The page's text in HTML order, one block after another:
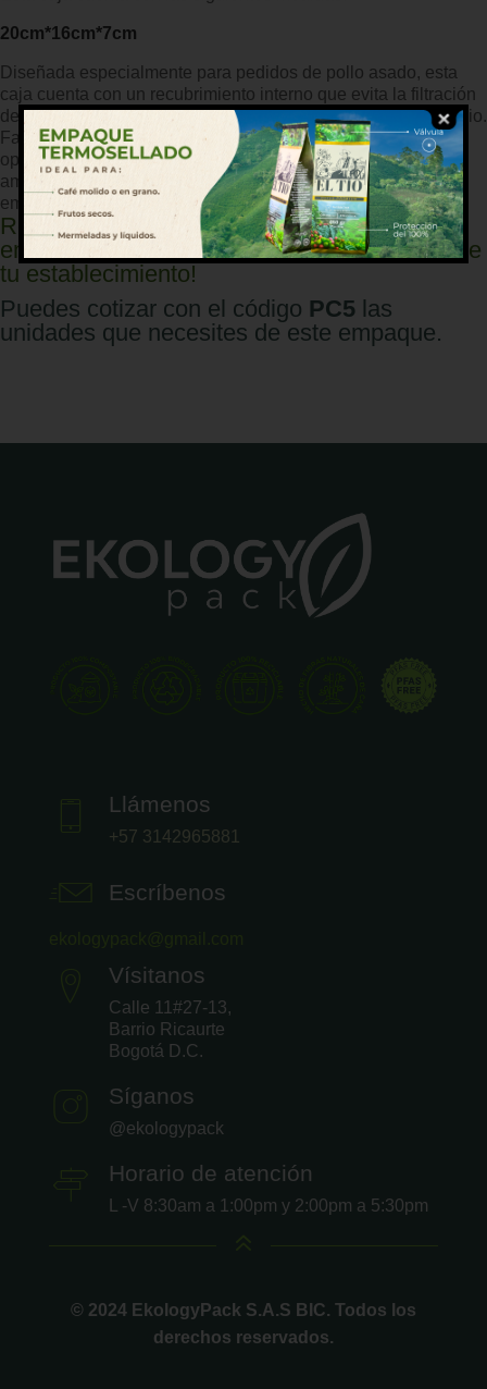
20cm*16cm*7cm
Diseñada especialmente para pedidos de pollo asado, esta
caja cuenta con un recubrimiento interno que evita la filtración
de grasa y líquidos, garantizando un transporte seguro y limpio.
Fabricada con materiales ecológicos y biodegradables, es la
opción ideal para negocios que buscan reducir su impacto
ambiental sin comprometer la calidad y resistencia del
empaque.
Recuerda que podemos personalizar tu
empaque con el diseño, logo e información de
tu establecimiento!
Puedes cotizar con el código PC5 las
unidades que necesites de este empaque.
Llámenos
+57 3142965881
Escríbenos
Vísitanos
Calle 11#27-13,
Barrio Ricaurte
Bogotá D.C.
Síganos
@ekologypack
Horario de atención
L -V 8:30am a 1:00pm y 2:00pm a 5:30pm
© 2024 EkologyPack S.A.S BIC. Todos los
derechos reservados.